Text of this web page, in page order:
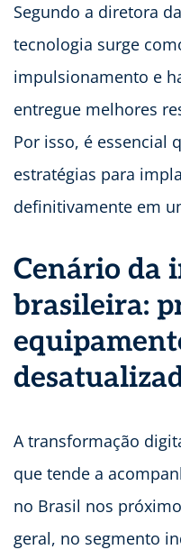
Segundo a diretora
tecnologia surge
impulsionamento e
entregue melhores
Por isso, é essencial
estratégias para
definitivamente em
Cenário da
brasileira:
A transformação
que tende a
no Brasil nos
geral, no segmento